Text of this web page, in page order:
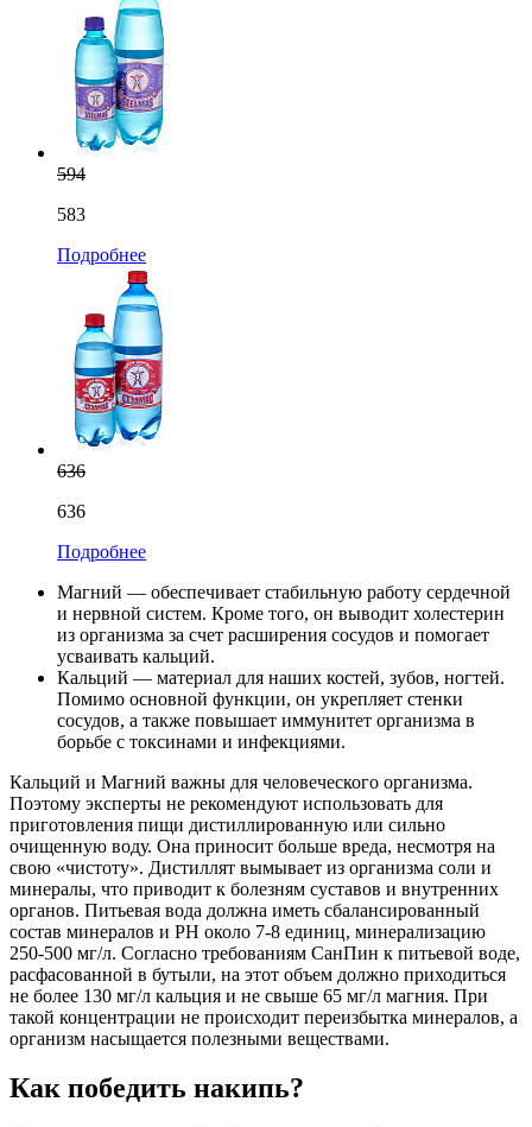
594
583
Подробнее
636
636
Подробнее
Магний — обеспечивает стабильную работу сердечной
и нервной систем. Кроме того, он выводит холестерин
из организма за счет расширения сосудов и помогает
усваивать кальций.
Кальций — материал для наших костей, зубов, ногтей.
Помимо основной функции, он укрепляет стенки
сосудов, а также повышает иммунитет организма в
борьбе с токсинами и инфекциями.
Кальций и Магний важны для человеческого организма.
Поэтому эксперты не рекомендуют использовать для
приготовления пищи дистиллированную или сильно
очищенную воду. Она приносит больше вреда, несмотря на
свою «чистоту». Дистиллят вымывает из организма соли и
минералы, что приводит к болезням суставов и внутренних
органов. Питьевая вода должна иметь сбалансированный
состав минералов и PH около 7-8 единиц, минерализацию
250-500 мг/л. Согласно требованиям СанПин к питьевой воде,
расфасованной в бутыли, на этот объем должно приходиться
не более 130 мг/л кальция и не свыше 65 мг/л магния. При
такой концентрации не происходит переизбытка минералов, а
организм насыщается полезными веществами.
Как победить накипь?